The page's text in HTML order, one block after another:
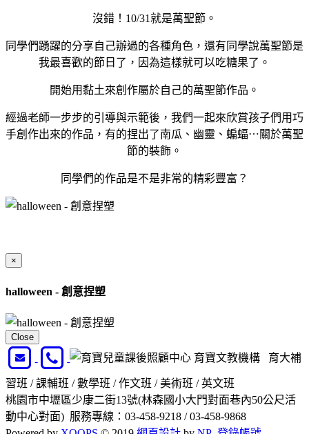
沒錯！10/31就是萬聖節。
同學們踴躍的分享自己辦過的各種角色，還有同學說萬聖節是
我最喜歡的節日了，因為這樣就可以吃糖果了。
開始用黏土來創作屬於自己的萬聖節作品。
經過老師一步步的引導與示範後，我們一起來欣賞孩子們用巧
手創作出來的作品，有的捏出了南瓜、幽靈、蝙蝠⋯關於萬聖
節的裝飾。
同學們的作品是不是非常的精彩豐富？
×
halloween - 創意捏塑
Close
育寶文教機構 育大補
習班 / 課輔班 / 數學班 / 作文班 / 美術班 / 英文班
桃園市中壢區少康二街13號(林森國小大門對面巷內50公尺活
動中心對面) 服務專線：03-458-9218 / 03-458-9868